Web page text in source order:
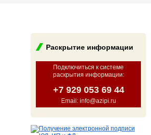
Раскрытие информации
Подключиться к системе
раскрытия информации:
+7 929 053 69 44
Email: info@azipi.ru